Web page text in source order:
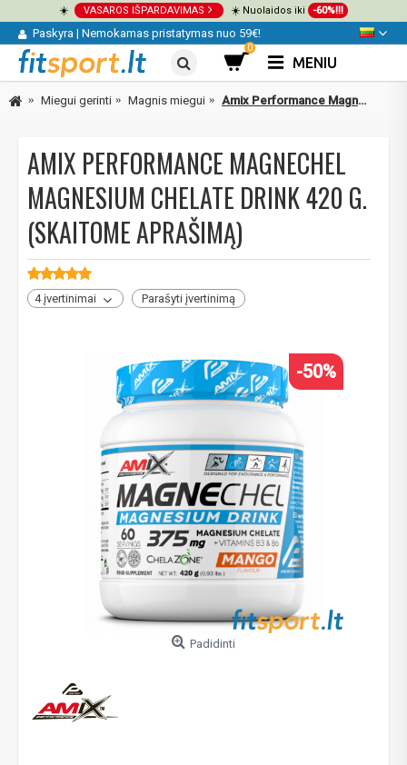
☀️ VASAROS IŠPARDAVIMAS ☀️ Nuolaidos iki -60%!!!
Paskyra | Nemokamas pristatymas nuo 59€!
0
MENIU
Miegui gerinti Magnis miegui Amix Performance MagneChel Magnesium Chelate Drink 420 g. (skaitome aprašimą)
AMIX PERFORMANCE MAGNECHEL
MAGNESIUM CHELATE DRINK 420 G.
(SKAITOME APRAŠIMĄ)
4 įvertinimai Parašyti įvertinimą
-50%
Padidinti